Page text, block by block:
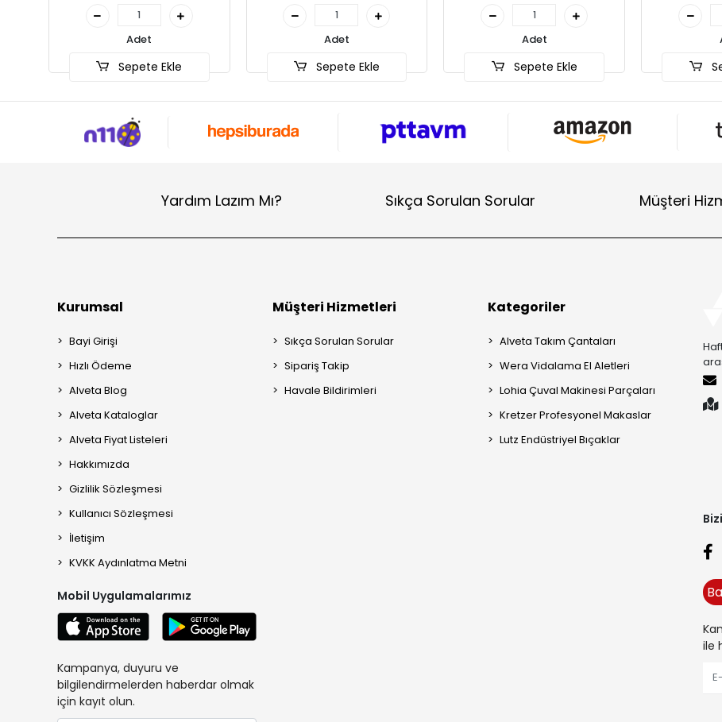
Sepete Ekle Sepete Ekle Sepete Ekle
Yardım Lazım Mı? Sıkça Sorulan Sorular Müşteri
Kurumsal
Bayi Girişi
Hızlı Ödeme
Alveta Blog
Alveta Kataloglar
Alveta Fiyat Listeleri
Hakkımızda
Gizlilik Sözleşmesi
Kullanıcı Sözleşmesi
İletişim
KVKK Aydınlatma Metni
Mobil Uygulamalarımız
Kampanya, duyuru ve
bilgilendirmelerden haberdar olmak
için kayıt olun.
Müşteri Hizmetleri
Sıkça Sorulan Sorular
Sipariş Takip
Havale Bildirimleri
Kategoriler
Alveta Takım Çantaları
Wera Vidalama El Aletleri
Lohia Çuval Makinesi Parçaları
Kretzer Profesyonel Makaslar
Lutz Endüstriyel Bıçaklar
ile